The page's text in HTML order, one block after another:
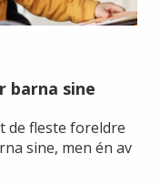
barna sine
de fleste foreldre
sine, men én av